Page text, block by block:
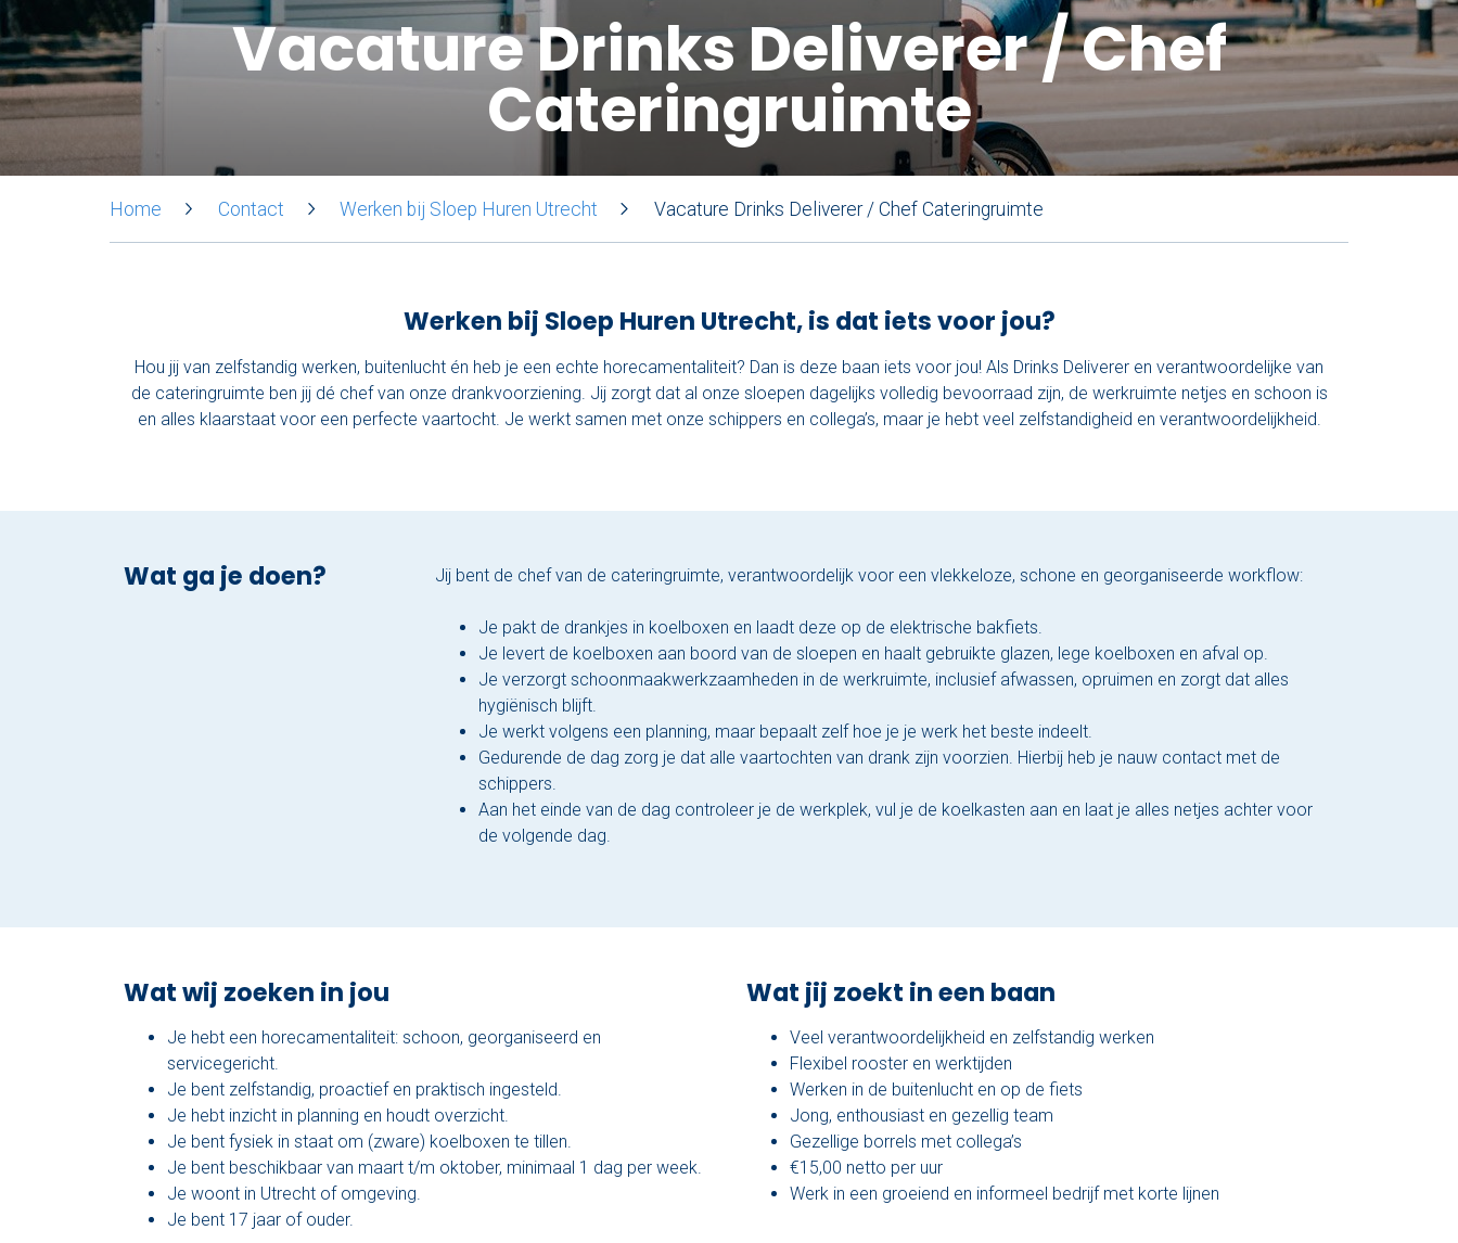
Vacature Drinks Deliverer / Chef
Cateringruimte
Home Contact Werken bij Sloep Huren Utrecht Vacature Drinks Deliverer / Chef Cateringruimte
Werken bij Sloep Huren Utrecht, is dat iets voor jou?
Hou jij van zelfstandig werken, buitenlucht én heb je een echte horecamentaliteit? Dan is deze baan iets voor jou! Als Drinks Deliverer en verantwoordelijke van
de cateringruimte ben jij dé chef van onze drankvoorziening. Jij zorgt dat al onze sloepen dagelijks volledig bevoorraad zijn, de werkruimte netjes en schoon is
en alles klaarstaat voor een perfecte vaartocht. Je werkt samen met onze schippers en collega’s, maar je hebt veel zelfstandigheid en verantwoordelijkheid.
Wat ga je doen? Jij bent de chef van de cateringruimte, verantwoordelijk voor een vlekkeloze, schone en georganiseerde workflow:
Je pakt de drankjes in koelboxen en laadt deze op de elektrische bakfiets.
Je levert de koelboxen aan boord van de sloepen en haalt gebruikte glazen, lege koelboxen en afval op.
Je verzorgt schoonmaakwerkzaamheden in de werkruimte, inclusief afwassen, opruimen en zorgt dat alles
hygiënisch blijft.
Je werkt volgens een planning, maar bepaalt zelf hoe je je werk het beste indeelt.
Gedurende de dag zorg je dat alle vaartochten van drank zijn voorzien. Hierbij heb je nauw contact met de
schippers.
Aan het einde van de dag controleer je de werkplek, vul je de koelkasten aan en laat je alles netjes achter voor
de volgende dag.
Wat wij zoeken in jou
Je hebt een horecamentaliteit: schoon, georganiseerd en
servicegericht.
Je bent zelfstandig, proactief en praktisch ingesteld.
Je hebt inzicht in planning en houdt overzicht.
Je bent fysiek in staat om (zware) koelboxen te tillen.
Je bent beschikbaar van maart t/m oktober, minimaal 1 dag per week.
Je woont in Utrecht of omgeving.
Je bent 17 jaar of ouder.
Wat jij zoekt in een baan
Veel verantwoordelijkheid en zelfstandig werken
Flexibel rooster en werktijden
Werken in de buitenlucht en op de fiets
Jong, enthousiast en gezellig team
Gezellige borrels met collega’s
€15,00 netto per uur
Werk in een groeiend en informeel bedrijf met korte lijnen